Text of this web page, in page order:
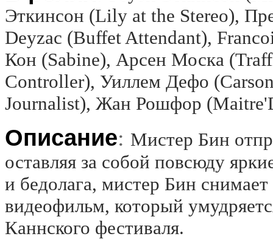
Эткинсон (Lily at the Stereo),
Deyzac (Buffet Attendant),
Кон (Sabine), Арсен Моска
Controller), Уиллем Дефо
Journalist), Жан Рошфор
Описание: Мистер Бин
оставляя за собой повсюду
и бедолага, мистер Бин
видеофильм, который
Каннского фестиваля.